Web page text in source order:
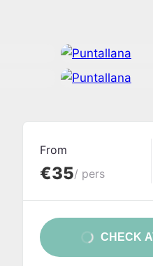
From
€35/ pers
CHECK